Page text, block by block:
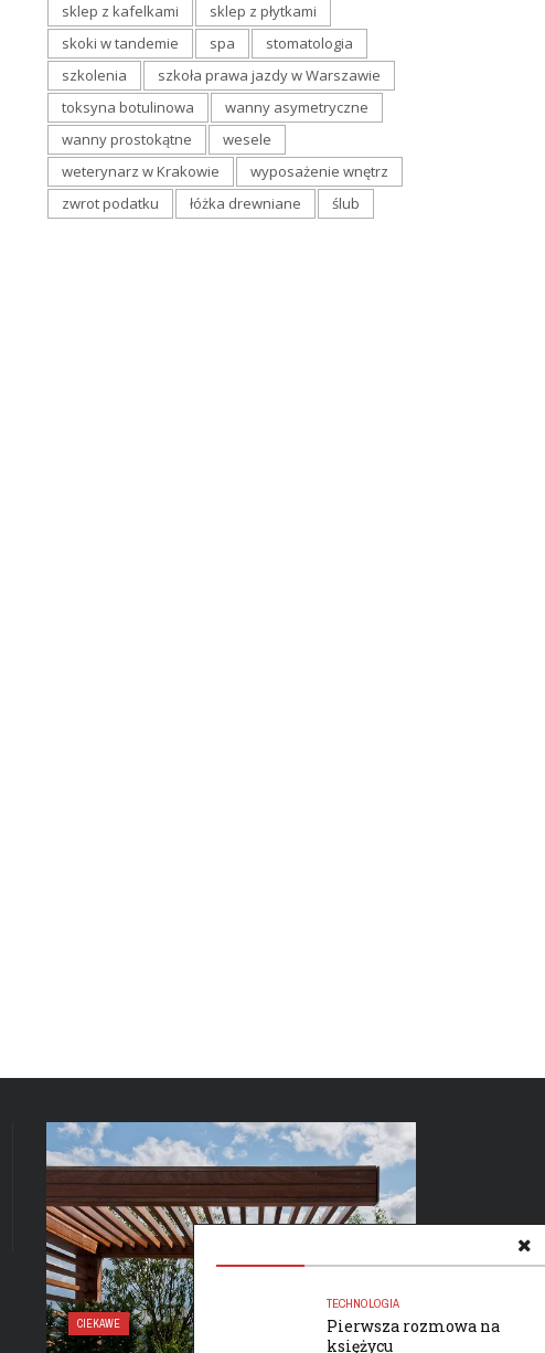
TECHNOLOGIA
Pierwsza rozmowa na
księżycu
sklep z kafelkami
sklep z płytkami
skoki w tandemie
spa
stomatologia
szkolenia
szkoła prawa jazdy w Warszawie
toksyna botulinowa
wanny asymetryczne
wanny prostokątne
wesele
weterynarz w Krakowie
wyposażenie wnętrz
zwrot podatku
łóżka drewniane ślub
CIEKAWE